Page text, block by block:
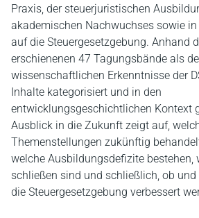
Praxis, der steuerjuristischen
akademischen Nachwuchses sowie
auf die Steuergesetzgebung. Anhand
erschienenen 47 Tagungsbände als
wissenschaftlichen Erkenntnisse der
Inhalte kategorisiert und in den
entwicklungsgeschichtlichen Kontext
Ausblick in die Zukunft zeigt auf,
Themenstellungen zukünftig
welche Ausbildungsdefizite bestehen,
schließen sind und schließlich, ob
die Steuergesetzgebung verbessert